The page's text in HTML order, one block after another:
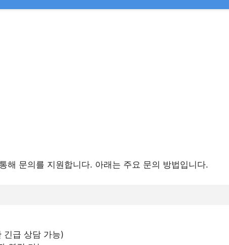
해 문의를 지원합니다. 아래는 주요 문의 방법입니다.
급 상담 가능)